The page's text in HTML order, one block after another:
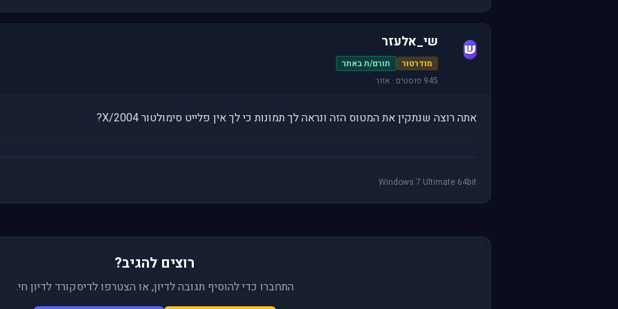
ש שי_אלעזר
מודרטור
תורם/ת באתר
945 פוסטים · אזור
אתה רוצה שנתקין את המטוס הזה ונראה לך תמונות כי לך אין פלייט סימולטור 2004/X?
Windows 7 Ultimate 64bit
רוצים להגיב?
התחברו כדי להוסיף תגובה לדיון, או הצטרפו לדיסקורד לדיון חי.